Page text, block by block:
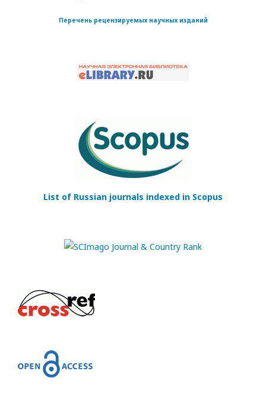
Перечень рецензируемых научных изданий
List of Russian journals indexed in Scopus